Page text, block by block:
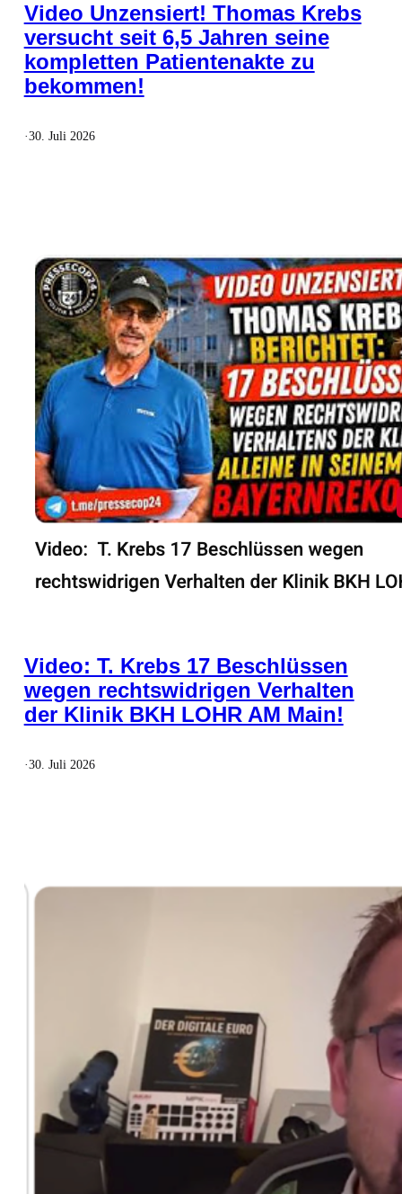
Video Unzensiert! Thomas Krebs
versucht seit 6,5 Jahren seine
kompletten Patientenakte zu
bekommen!
·30. Juli 2026
Video: T. Krebs 17 Beschlüssen
wegen rechtswidrigen Verhalten
der Klinik BKH LOHR AM Main!
·30. Juli 2026